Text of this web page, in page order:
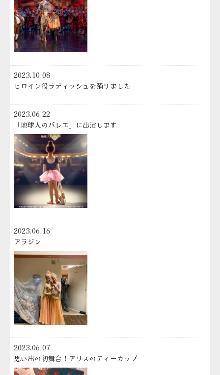
2023.10.08
ヒロイン役ラディッシュを踊りました
2023.06.22
「地球人のバレエ」に出演します
2023.06.16
アラジン
2023.06.07
思い出の初舞台！アリスのティーカップ